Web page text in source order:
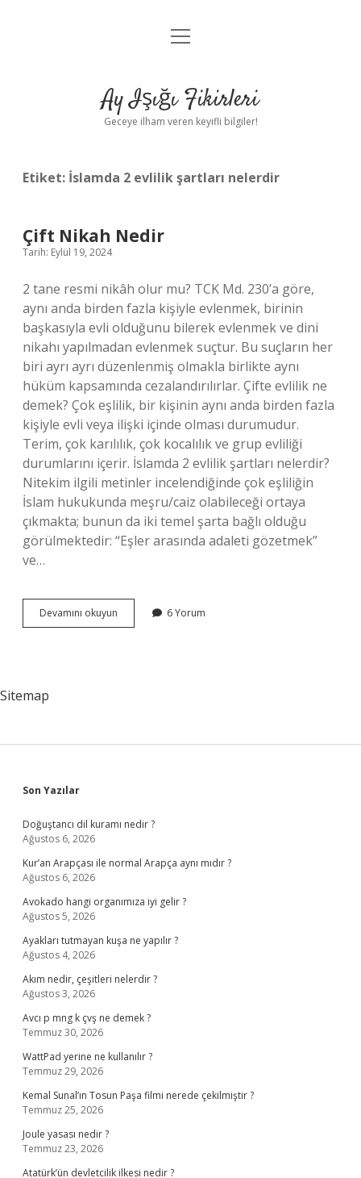
Anasayfa
Yasal Uyarı
menüyü
Ay Işığı Fikirleri
Geceye ilham veren keyifli bilgiler!
Etiket: İslamda 2 evlilik şartları nelerdir
Çift Nikah Nedir
Tarih: Eylül 19, 2024
2 tane resmi nikâh olur mu? TCK Md. 230’a göre,
aynı anda birden fazla kişiyle evlenmek, birinin
başkasıyla evli olduğunu bilerek evlenmek ve dini
nikahı yapılmadan evlenmek suçtur. Bu suçların her
biri ayrı ayrı düzenlenmiş olmakla birlikte aynı
hüküm kapsamında cezalandırılırlar. Çifte evlilik ne
demek? Çok eşlilik, bir kişinin aynı anda birden fazla
kişiyle evli veya ilişki içinde olması durumudur.
Terim, çok karılılık, çok kocalılık ve grup evliliği
durumlarını içerir. İslamda 2 evlilik şartları nelerdir?
Nitekim ilgili metinler incelendiğinde çok eşliliğin
İslam hukukunda meşru/caiz olabileceği ortaya
çıkmakta; bunun da iki temel şarta bağlı olduğu
görülmektedir: “Eşler arasında adaleti gözetmek”
ve…
Devamını okuyun
Nikah
6 Yorum
Sitemap
Sidebar
Son Yazılar
Doğuştancı dil kuramı nedir ?
Ağustos 6, 2026
Kur’an Arapçası ile normal Arapça aynı mıdır ?
Ağustos 6, 2026
Avokado hangi organımıza iyi gelir ?
Ağustos 5, 2026
Ayakları tutmayan kuşa ne yapılır ?
Ağustos 4, 2026
Akım nedir, çeşitleri nelerdir ?
Ağustos 3, 2026
Avcı p mng k çvş ne demek ?
Temmuz 30, 2026
WattPad yerine ne kullanılır ?
Temmuz 29, 2026
Kemal Sunal’ın Tosun Paşa filmi nerede çekilmiştir ?
Temmuz 25, 2026
Joule yasası nedir ?
Temmuz 23, 2026
Atatürk’ün devletcilik ilkesi nedir ?